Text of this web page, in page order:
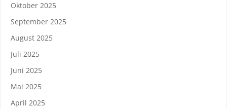
Oktober 2025
September 2025
August 2025
Juli 2025
Juni 2025
Mai 2025
April 2025